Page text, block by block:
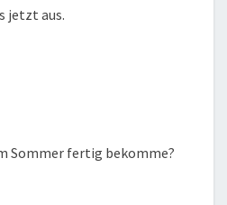
jetzt aus.
Sommer fertig bekomme?